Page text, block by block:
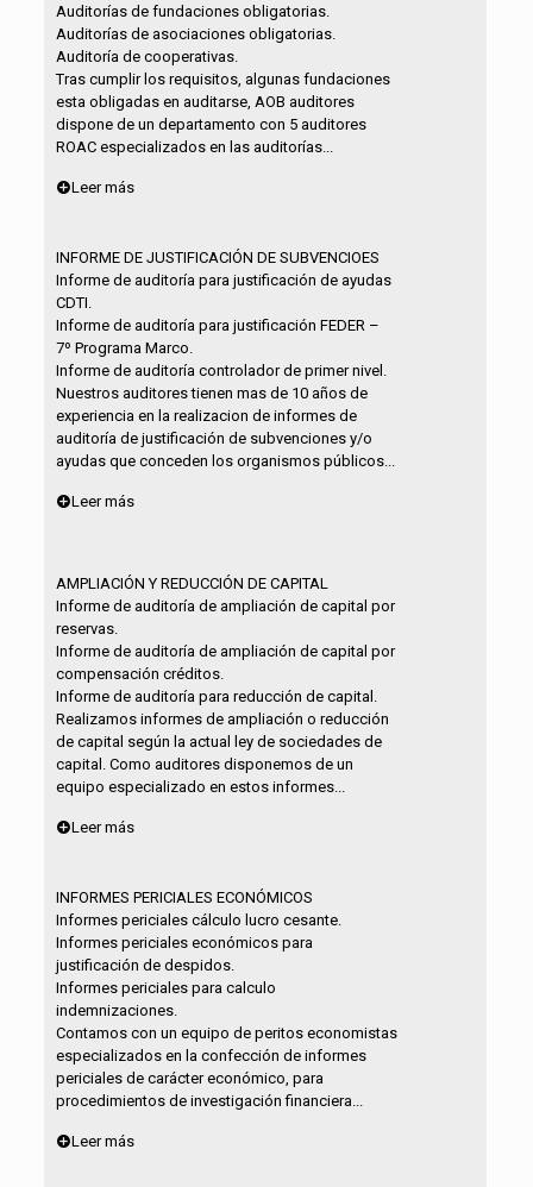
Auditorías de fundaciones obligatorias.
Auditorías de asociaciones obligatorias.
Auditoría de cooperativas.
Tras cumplir los requisitos, algunas fundaciones
esta obligadas en auditarse, AOB auditores
dispone de un departamento con 5 auditores
ROAC especializados en las auditorías...
Leer más
INFORME DE JUSTIFICACIÓN DE SUBVENCIOES
Informe de auditoría para justificación de ayudas
CDTI.
Informe de auditoría para justificación FEDER –
7º Programa Marco.
Informe de auditoría controlador de primer nivel.
Nuestros auditores tienen mas de 10 años de
experiencia en la realizacion de informes de
auditoría de justificación de subvenciones y/o
ayudas que conceden los organismos públicos...
Leer más
AMPLIACIÓN Y REDUCCIÓN DE CAPITAL
Informe de auditoría de ampliación de capital por
reservas.
Informe de auditoría de ampliación de capital por
compensación créditos.
Informe de auditoría para reducción de capital.
Realizamos informes de ampliación o reducción
de capital según la actual ley de sociedades de
capital. Como auditores disponemos de un
equipo especializado en estos informes...
Leer más
INFORMES PERICIALES ECONÓMICOS
Informes periciales cálculo lucro cesante.
Informes periciales económicos para
justificación de despidos.
Informes periciales para calculo
indemnizaciones.
Contamos con un equipo de peritos economistas
especializados en la confección de informes
periciales de carácter económico, para
procedimientos de investigación financiera...
Leer más